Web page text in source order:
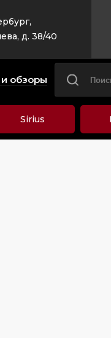
д. 38/40
обзоры
Sirius